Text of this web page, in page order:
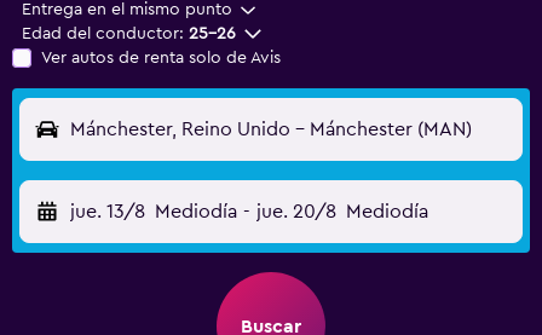
Entrega en el mismo punto
Edad del conductor: 25-26
Ver autos de renta solo de Avis
Mánchester, Reino Unido - Mánchester (MAN)
jue. 13/8 Mediodía - jue. 20/8 Mediodía
Buscar